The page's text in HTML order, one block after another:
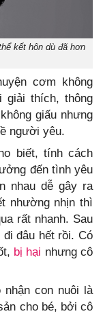
kết hôn dù đã hơn
cơm không
giải thích, thông
giấu nhưng
người yêu.
biết, tính cách
đến tình yêu
nhau dễ gây ra
nhường nhịn thì
rất nhanh. Sau
đi đâu hết rồi. Có
bị hại nhưng cô
con nuôi là
cho bé, bởi cô